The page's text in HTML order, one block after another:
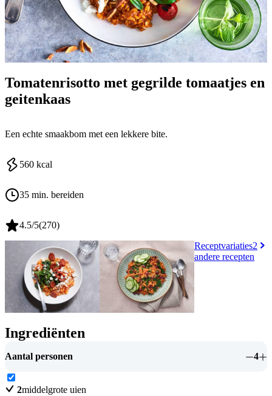
Tomatenrisotto met gegrilde tomaatjes en
geitenkaas
Een echte smaakbom met een lekkere bite.
560 kcal
35 min. bereiden
4.5/5(270)
Receptvariaties2
andere recepten
Ingrediënten
Aantal personen 4
2middelgrote uien